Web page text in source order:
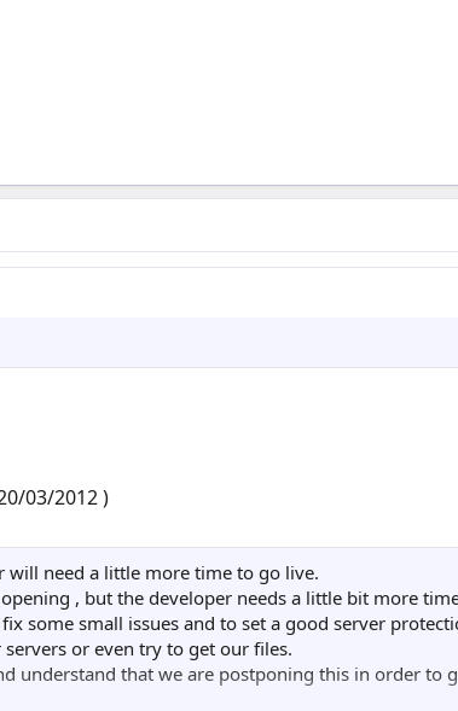
03/2012 )
will need a little more time to go live.
, but the developer needs a little bit more
some small issues and to set a good server
or even try to get our files.
understand that we are postponing this in order to